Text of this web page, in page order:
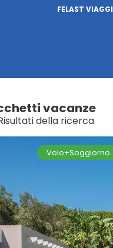
FELAST VIAGGI
vacanze
della ricerca
Volo+Soggiorno